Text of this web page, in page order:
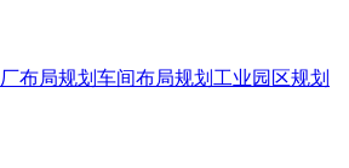
布局规划 车间布局规划 工业园区规划